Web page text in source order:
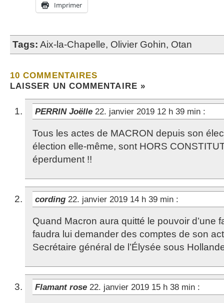
Imprimer
Tags: Aix-la-Chapelle, Olivier Gohin, Otan
10 COMMENTAIRES
LAISSER UN COMMENTAIRE »
PERRIN Joëlle 22. janvier 2019 12 h 39 min :
Tous les actes de MACRON depuis son
élection elle-même, sont HORS
éperdument !!
cording 22. janvier 2019 14 h 39 min :
Quand Macron aura quitté le pouvoir d’une
faudra lui demander des comptes de son
Secrétaire général de l’Élysée sous
Flamant rose 22. janvier 2019 15 h 38 min :